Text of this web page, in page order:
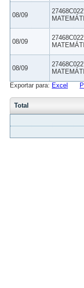
08/09
08/09
08/09
Exportar para: Excel
Total